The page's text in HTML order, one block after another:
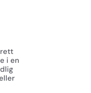
i en